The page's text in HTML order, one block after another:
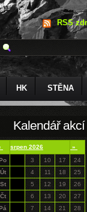
RSS
HK STĚNA
Kalendář akcí
srpen 2026
»
3 10 17
24
Út
4 11 18
25
St
5 12 19
26
Čt
6 13 20
27
7 14 21
28